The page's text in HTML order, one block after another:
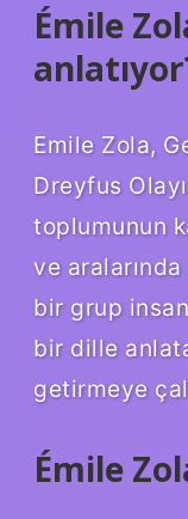
Émile
Emile Zola,
Dreyfus
toplumunun
ve
bir grup
bir dille
getirmeye
Émile